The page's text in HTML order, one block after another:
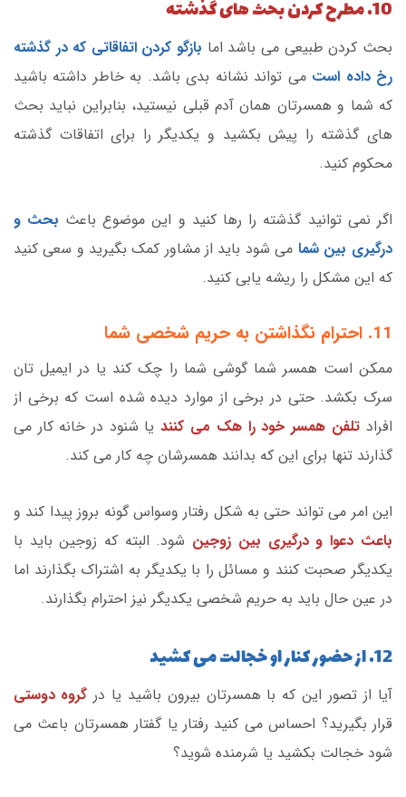
10. مطرح کردن بحث های گذشته
بحث کردن طبیعی می باشد اما بازگو کردن اتفاقاتی که در گذشته
رخ داده است می تواند نشانه بدی باشد. به خاطر داشته باشید
که شما و همسرتان همان آدم قبلی نیستید، بنابراین نباید بحث
های گذشته را پیش بکشید و یکدیگر را برای اتفاقات گذشته
محکوم کنید.
اگر نمی توانید گذشته را رها کنید و این موضوع باعث بحث و
درگیری بین شما می شود باید از مشاور کمک بگیرید و سعی کنید
که این مشکل را ریشه یابی کنید.
11. احترام نگذاشتن به حریم شخصی شما
ممکن است همسر شما گوشی شما را چک کند یا در ایمیل تان
سرک بکشد. حتی در برخی از موارد دیده شده است که برخی از
افراد تلفن همسر خود را هک می کنند یا شنود در خانه کار می
گذارند تنها برای این که بدانند همسرشان چه کار می کند.
این امر می تواند حتی به شکل رفتار وسواس گونه بروز پیدا کند و
باعث دعوا و درگیری بین زوجین شود. البته که زوجین باید با
یکدیگر صحبت کنند و مسائل را با یکدیگر به اشتراک بگذارند اما
در عین حال باید به حریم شخصی یکدیگر نیز احترام بگذارند.
12. از حضور کنار او خجالت می کشید
آیا از تصور این که با همسرتان بیرون باشید یا در گروه دوستی
قرار بگیرید؟ احساس می کنید رفتار یا گفتار همسرتان باعث می
شود خجالت بکشید یا شرمنده شوید؟